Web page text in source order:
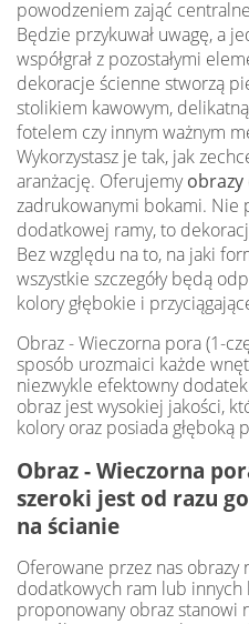
powodzeniem zająć
Będzie przykuwał uwagę, a
współgrał z pozostałymi
dekoracje ścienne stworzą
stolikiem kawowym,
fotelem czy innym ważnym
Wykorzystasz je tak, jak
aranżację. Oferujemyobrazy
zadrukowanymi bokami. Nie
dodatkowej ramy, to
Bez względu na to, na jaki
wszystkie szczegóły będą
kolory głębokie i
Obraz - Wieczorna pora (1-
sposób urozmaici każde
niezwykle efektowny
obraz jest wysokiej jakości,
kolory oraz posiada głęboką
Obraz - Wieczorna
szeroki jest od razu
na ścianie
Oferowane przez nas obrazy
dodatkowych ram lub
proponowany obraz stanowi